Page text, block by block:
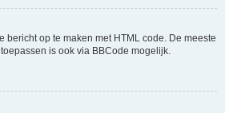
bericht op te maken met HTML code. De meeste
is ook via BBCode mogelijk.